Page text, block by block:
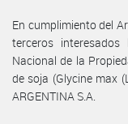
En cumplimiento del
terceros
Nacional de la
de soja (Glycine max
ARGENTINA S.A.